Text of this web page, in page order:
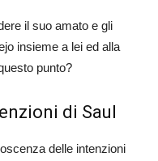
il suo amato e gli
insieme a lei ed alla
punto?
di Saul
delle intenzioni